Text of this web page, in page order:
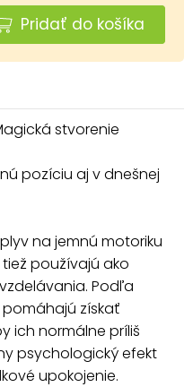
Pridať do košíka
stvorenie
pozíciu aj v dnešnej
na jemnú motoriku
používajú ako
Podľa
získať
ich normálne príliš
psychologický efekt
upokojenie.